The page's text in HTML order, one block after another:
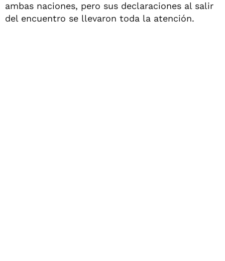
ambas naciones, pero sus declaraciones al salir
del encuentro se llevaron toda la atención.